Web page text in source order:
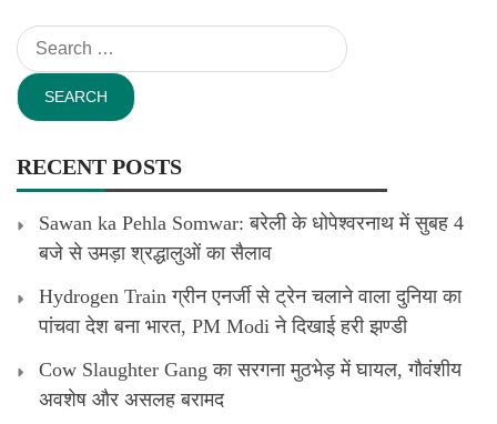
Search
for:
RECENT POSTS
Sawan ka Pehla Somwar: बरेली के धोपेश्वरनाथ में सुबह 4
बजे से उमड़ा श्रद्धालुओं का सैलाव
Hydrogen Train ग्रीन एनर्जी से ट्रेन चलाने वाला दुनिया का
पांचवा देश बना भारत, PM Modi ने दिखाई हरी झण्डी
Cow Slaughter Gang का सरगना मुठभेड़ में घायल, गौवंशीय
अवशेष और असलह बरामद